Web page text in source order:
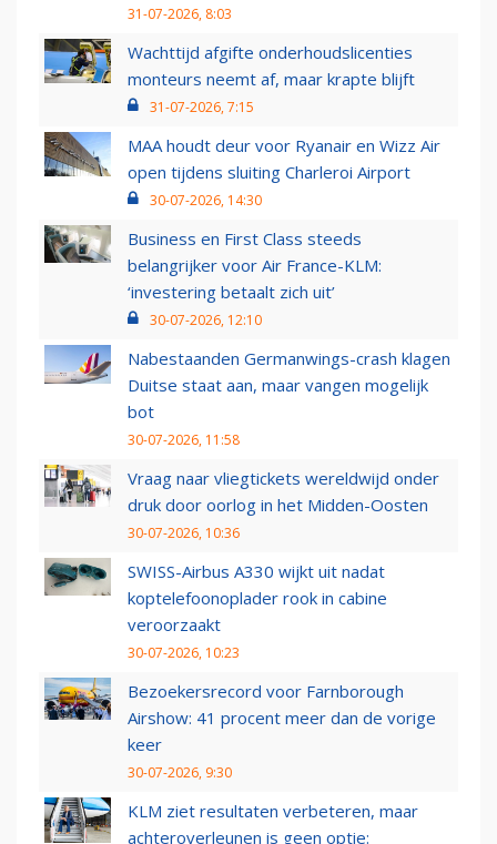
31-07-2026, 8:03
Wachttijd afgifte onderhoudslicenties
monteurs neemt af, maar krapte blijft
31-07-2026, 7:15
MAA houdt deur voor Ryanair en Wizz Air
open tijdens sluiting Charleroi Airport
30-07-2026, 14:30
Business en First Class steeds
belangrijker voor Air France-KLM:
‘investering betaalt zich uit’
30-07-2026, 12:10
Nabestaanden Germanwings-crash klagen
Duitse staat aan, maar vangen mogelijk
bot
30-07-2026, 11:58
Vraag naar vliegtickets wereldwijd onder
druk door oorlog in het Midden-Oosten
30-07-2026, 10:36
SWISS-Airbus A330 wijkt uit nadat
koptelefoonoplader rook in cabine
veroorzaakt
30-07-2026, 10:23
Bezoekersrecord voor Farnborough
Airshow: 41 procent meer dan de vorige
keer
30-07-2026, 9:30
KLM ziet resultaten verbeteren, maar
achteroverleunen is geen optie: